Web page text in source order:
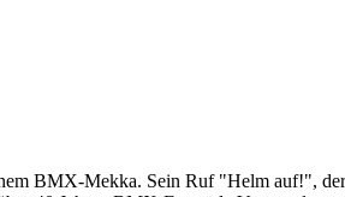
BMX-Mekka. Sein Ruf "Helm auf!",